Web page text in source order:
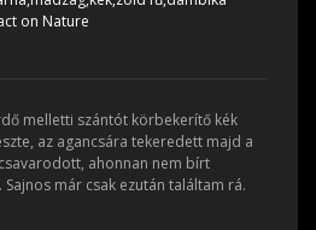
on Nature
melletti szántót körbekerítő kék
az agancsára tekeredett majd a
ahonnan nem bírt
már csak ezután találtam rá.